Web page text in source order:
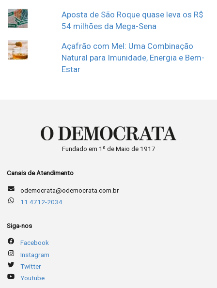
Aposta de São Roque quase leva os R$
54 milhões da Mega-Sena
Açafrão com Mel: Uma Combinação
Natural para Imunidade, Energia e Bem-
Estar
Fundado em 1º de Maio de 1917
Canais de Atendimento
odemocrata@odemocrata.com.br
11 4712-2034
Siga-nos
Facebook
Instagram
Twitter
Youtube